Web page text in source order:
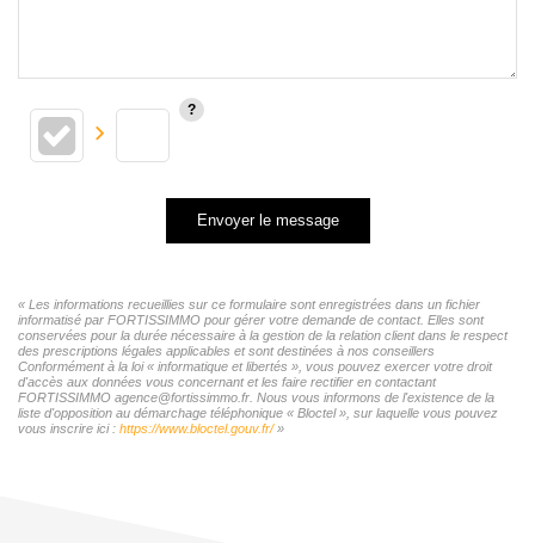
Envoyer le message
« Les informations recueillies sur ce formulaire sont enregistrées dans un fichier
informatisé par FORTISSIMMO pour gérer votre demande de contact. Elles sont
conservées pour la durée nécessaire à la gestion de la relation client dans le respect
des prescriptions légales applicables et sont destinées à nos conseillers
Conformément à la loi « informatique et libertés », vous pouvez exercer votre droit
d'accès aux données vous concernant et les faire rectifier en contactant
FORTISSIMMO agence@fortissimmo.fr. Nous vous informons de l'existence de la
liste d'opposition au démarchage téléphonique « Bloctel », sur laquelle vous pouvez
vous inscrire ici : https://www.bloctel.gouv.fr/»